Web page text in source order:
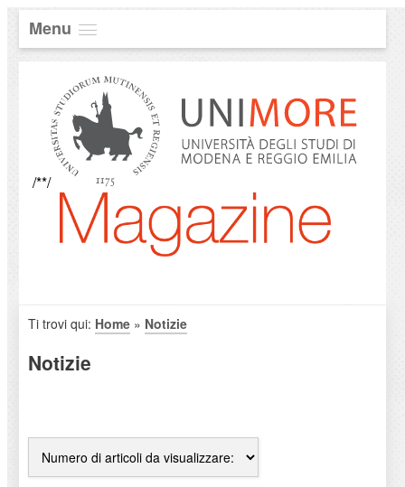
Menu
/**/
Ti trovi qui: Home» Notizie
Notizie